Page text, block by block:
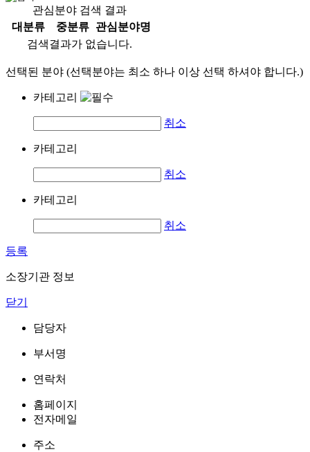
관심분야 검색 결과
대분류
중분류
관심분야명
검색결과가 없습니다.
선택된 분야 (선택분야는 최소 하나 이상 선택 하셔야 합니다.)
카테고리
취소
카테고리
취소
카테고리
취소
등록
소장기관 정보
닫기
담당자
부서명
연락처
홈페이지
전자메일
주소